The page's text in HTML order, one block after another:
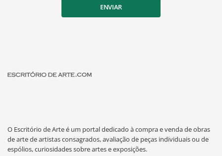
ENVIAR
O Escritório de Arte é um portal dedicado à compra e venda de obras
de arte de artistas consagrados, avaliação de peças individuais ou de
espólios, curiosidades sobre artes e exposições.